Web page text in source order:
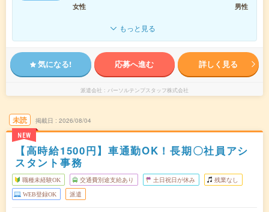
女性
男性
もっと見る
気になる! 応募へ進む 詳しく見る
派遣会社 パーソルテンプスタッフ株式会社
未読
NEW
掲載日 2026/08/04
【高時給1500円】車通勤OK！長期〇社員アシ
スタント事務
職種未経験OK 交通費別途支給あり 土日祝日が休み 残業なし
WEB登録OK 派遣